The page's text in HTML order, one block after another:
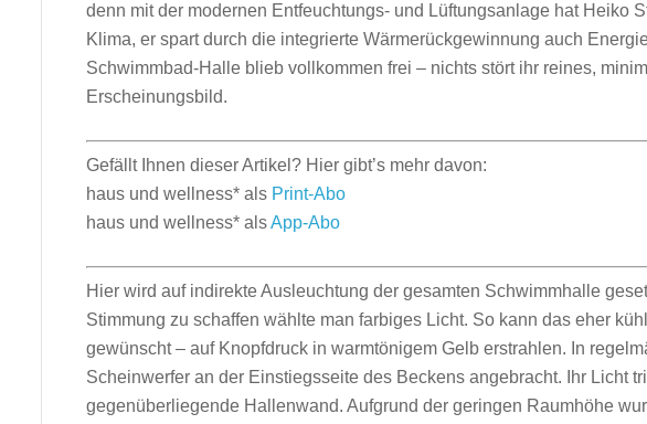
denn mit der modernen Entfeuchtungs- und Lüftungsanlage hat Heiko
Klima, er spart durch die integrierte Wärmerückgewinnung auch
Schwimmbad-Halle blieb vollkommen frei – nichts stört ihr reines,
Erscheinungsbild.
Gefällt Ihnen dieser Artikel? Hier gibt’s mehr davon:
haus und wellness* als Print-Abo
haus und wellness* alsApp-Abo
Hier wird auf indirekte Ausleuchtung der gesamten Schwimmhalle
Stimmung zu schaffen wählte man farbiges Licht. So kann das eher
gewünscht – auf Knopfdruck in warmtönigem Gelb erstrahlen. In
Scheinwerfer an der Einstiegsseite des Beckens angebracht. Ihr Licht
gegen­überliegende Hallenwand. Aufgrund der geringen Raum­höhe